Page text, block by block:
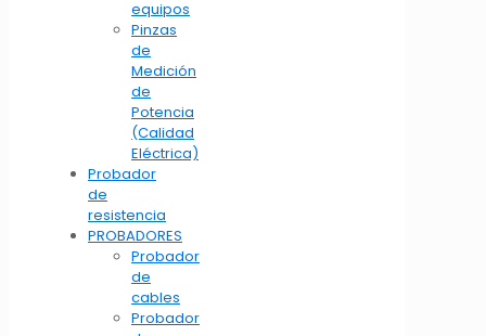
equipos
Pinzas
de
Medición
de
Potencia
(Calidad
Eléctrica)
Probador
de
resistencia
PROBADORES
Probador
de
cables
Probador